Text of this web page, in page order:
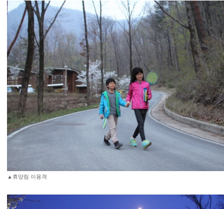
▲휴양림 이용객